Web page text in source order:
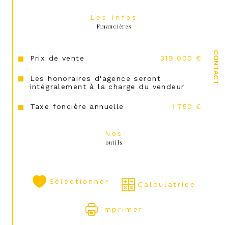
CONTACT
Les infos
Financières
Prix de vente 319 000 €
Les honoraires d'agence seront
intégralement à la charge du vendeur
Taxe foncière annuelle 1 750 €
Nos
outils
Sélectionner Calculatrice
Imprimer